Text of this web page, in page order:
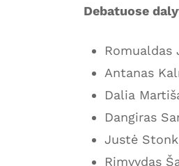
Debatuose
Romualdas
Antanas
Dalia
Dangiras
Justė
Rimvydas